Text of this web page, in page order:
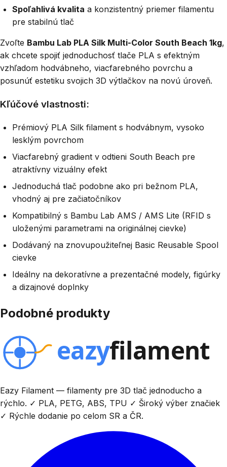
Spoľahlivá kvalita a konzistentný priemer filamentu
pre stabilnú tlač
Zvoľte Bambu Lab PLA Silk Multi-Color South Beach 1kg,
ak chcete spojiť jednoduchosť tlače PLA s efektným
vzhľadom hodvábneho, viacfarebného povrchu a
posunúť estetiku svojich 3D výtlačkov na novú úroveň.
Kľúčové vlastnosti:
Prémiový PLA Silk filament s hodvábnym, vysoko
lesklým povrchom
Viacfarebný gradient v odtieni South Beach pre
atraktívny vizuálny efekt
Jednoduchá tlač podobne ako pri bežnom PLA,
vhodný aj pre začiatočníkov
Kompatibilný s Bambu Lab AMS / AMS Lite (RFID s
uloženými parametrami na originálnej cievke)
Dodávaný na znovupoužiteľnej Basic Reusable Spool
cievke
Ideálny na dekoratívne a prezentačné modely, figúrky
a dizajnové doplnky
Podobné produkty
Eazy Filament — filamenty pre 3D tlač jednoducho a
rýchlo. ✓ PLA, PETG, ABS, TPU ✓ Široký výber značiek
✓ Rýchle dodanie po celom SR a ČR.